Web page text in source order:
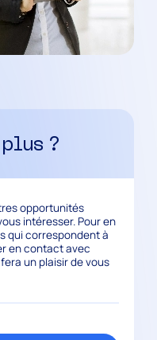
plus ?
opportunités
intéresser. Pour en
qui correspondent à
en contact avec
un plaisir de vous